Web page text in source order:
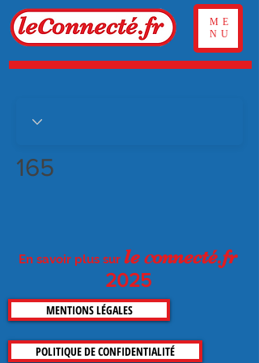
ME
NU
165
En savoir plus sur leconnecté.fr
2025
MENTIONS LÉGALES
POLITIQUE DE CONFIDENTIALITÉ